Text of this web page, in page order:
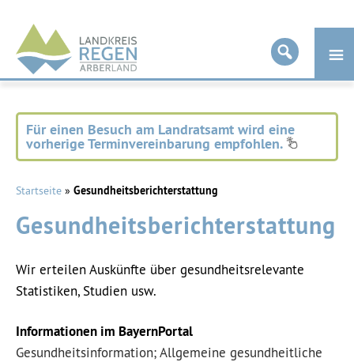
Landkreis
Regen
Für einen Besuch am Landratsamt wird eine
vorherige Terminvereinbarung empfohlen.
Startseite » Gesundheitsberichterstattung
Gesundheitsberichterstattung
Wir erteilen Auskünfte über gesundheitsrelevante
Statistiken, Studien usw.
Informationen im BayernPortal
Gesundheitsinformation; Allgemeine gesundheitliche